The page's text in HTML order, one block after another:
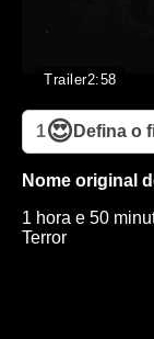
Trailer2:58
1😍 Defina o
Nome original
1 hora e 50
Terror